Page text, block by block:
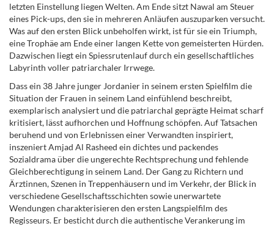
letzten Einstellung liegen Welten. Am Ende sitzt Nawal am Steuer
eines Pick-ups, den sie in mehreren Anläufen auszuparken versucht.
Was auf den ersten Blick unbeholfen wirkt, ist für sie ein Triumph,
eine Trophäe am Ende einer langen Kette von gemeisterten Hürden.
Dazwischen liegt ein Spiessrutenlauf durch ein gesellschaftliches
Labyrinth voller patriarchaler Irrwege.
Dass ein 38 Jahre junger Jordanier in seinem ersten Spielfilm die
Situation der Frauen in seinem Land einfühlend beschreibt,
exemplarisch analysiert und die patriarchal geprägte Heimat scharf
kritisiert, lässt aufhorchen und Hoffnung schöpfen. Auf Tatsachen
beruhend und von Erlebnissen einer Verwandten inspiriert,
inszeniert Amjad Al Rasheed ein dichtes und packendes
Sozialdrama über die ungerechte Rechtsprechung und fehlende
Gleichberechtigung in seinem Land. Der Gang zu Richtern und
Ärztinnen, Szenen in Treppenhäusern und im Verkehr, der Blick in
verschiedene Gesellschaftsschichten sowie unerwartete
Wendungen charakterisieren den ersten Langspielfilm des
Regisseurs. Er besticht durch die authentische Verankerung im